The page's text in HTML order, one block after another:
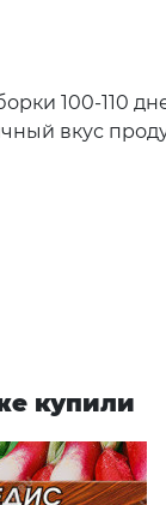
100-110
вкус
купили